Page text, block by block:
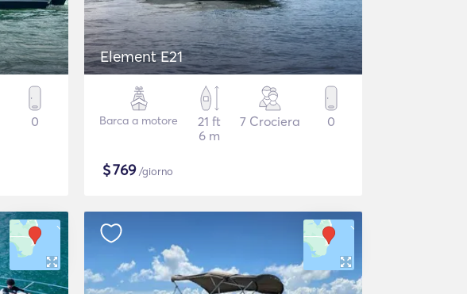
0
Element E21
Barca a motore
21 ft
6 m
7 Crociera 0
$769/giorno